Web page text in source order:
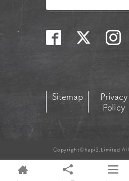
Sitemap
Privacy
Policy
Copyright©hapi3.Limited All